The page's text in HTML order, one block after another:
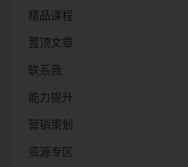
精品课程
置顶文章
联系我
能力提升
营销策划
资源专区